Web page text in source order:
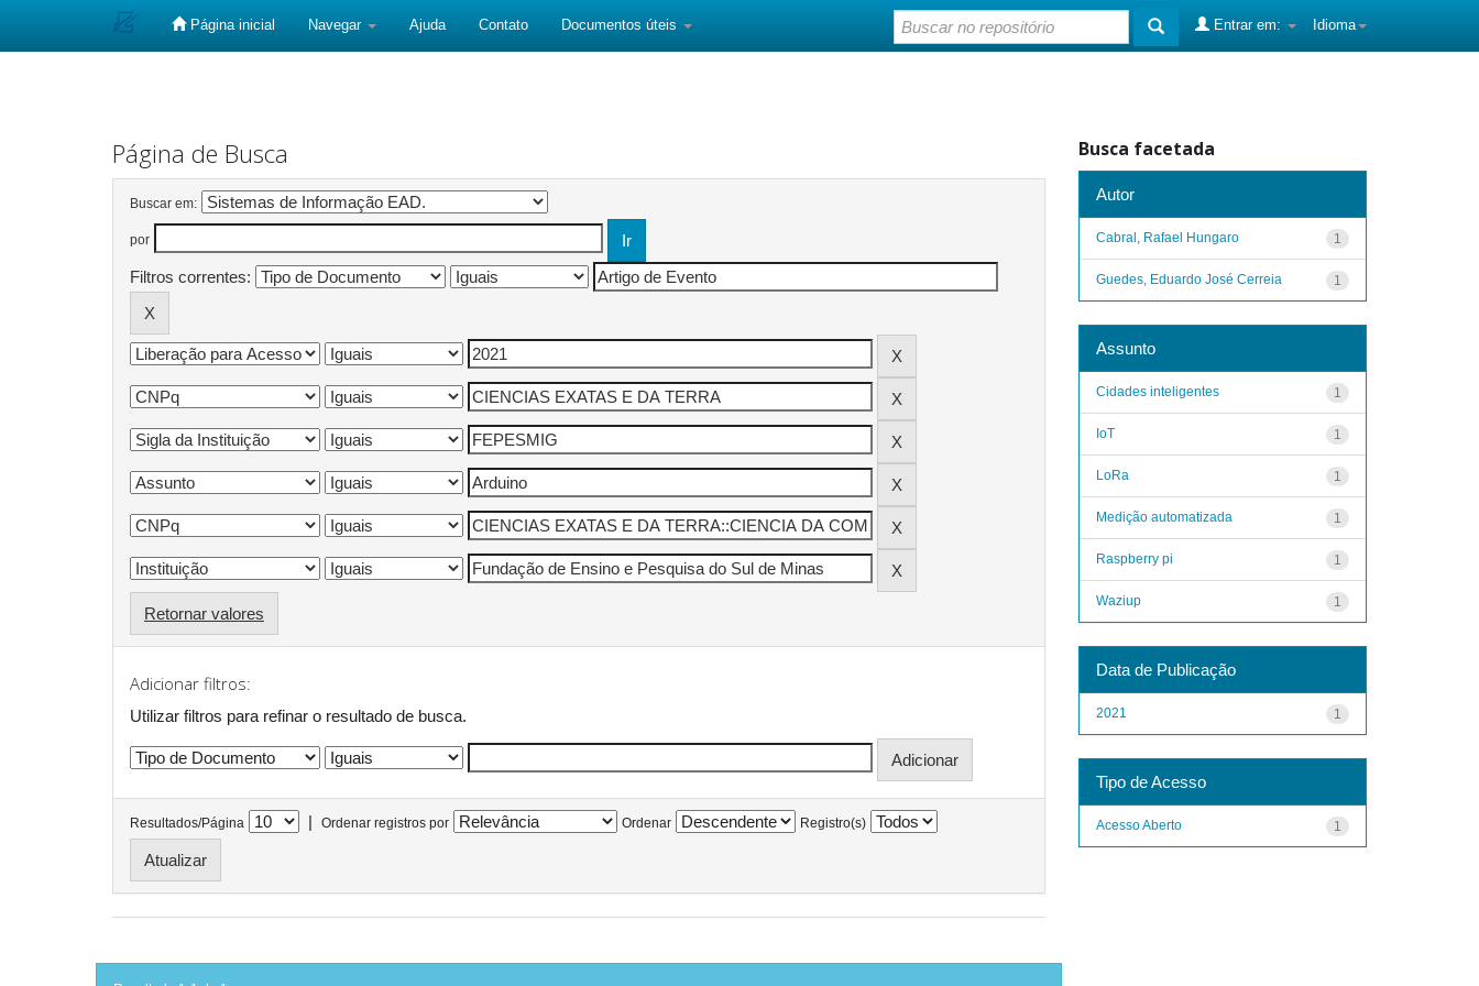
Página inicial Navegar Ajuda Contato Documentos úteis Idioma
Entrar em:
Página de Busca
Buscar em:
por
Filtros correntes:
Retornar valores
Adicionar filtros:
Utilizar filtros para refinar o resultado de busca.
Resultados/Página | Ordenar registros por Ordenar Registro(s)
Busca facetada
Autor
1
Cabral, Rafael Hungaro
1
Guedes, Eduardo José Cerreia
Assunto
1
Cidades inteligentes
1
IoT
1
LoRa
1
Medição automatizada
1
Raspberry pi
1
Waziup
Data de Publicação
1
2021
Tipo de Acesso
1
Acesso Aberto